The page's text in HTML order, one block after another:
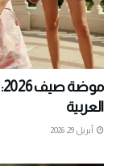
العربية
أبريل 29, 2026